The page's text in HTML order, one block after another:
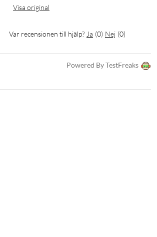
Visa original
Var recensionen till hjälp? Ja (0) Nej (0)
Powered By TestFreaks